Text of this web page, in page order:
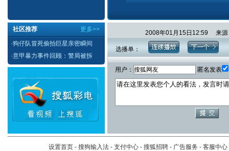
更多>>
社区推荐
·狗仔队冒死偷拍巨星亲密瞬间
·意甲暴力事件回顾：警局被拆
2008年01月15日12:59 来
选播单：
用户： 匿名发表
设置首页 - 搜狗输入法 - 支付中心 - 搜狐招聘 - 广告服务 - 客服中心